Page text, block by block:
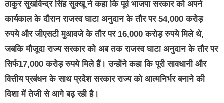
ठाकुर सुखविन्द्र सिंह सुक्खू ने कहा कि पूर्व भाजपा सरकार को अपने
कार्यकाल के दौरान राजस्व घाटा अनुदान के तौर पर 54,000 करोड़
रुपये और जीएसटी मुआवजे के तौर पर 16,000 करोड़ रुपये मिले थे,
जबकि मौजूदा राज्य सरकार को अब तक राजस्व घाटा अनुदान के तौर पर
सिर्फ17,000 करोड़ रुपये मिले हैं। उन्होंने कहा कि पूरी सावधानी और
वित्तीय प्रबंधन के साथ प्रदेश सरकार राज्य को आत्मनिर्भर बनाने की
दिशा में तेजी से आगे बढ़ रही है।